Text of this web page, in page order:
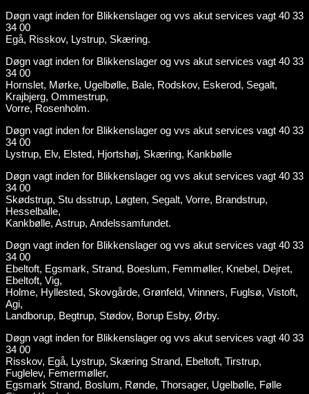
Døgn vagt inden for Blikkenslager og vvs akut services vagt 40 33
34 00
Egå, Risskov, Lystrup, Skæring.
Døgn vagt inden for Blikkenslager og vvs akut services vagt 40 33
34 00
Hornslet, Mørke, Ugelbølle, Bale, Rodskov, Eskerod, Segalt,
Krajbjerg, Ommestrup,
Vorre, Rosenholm.
Døgn vagt inden for Blikkenslager og vvs akut services vagt 40 33
34 00
Lystrup, Elv, Elsted, Hjortshøj, Skæring, Kankbølle
Døgn vagt inden for Blikkenslager og vvs akut services vagt 40 33
34 00
Skødstrup, Stu dsstrup, Løgten, Segalt, Vorre, Brandstrup,
Hesselballe,
Kankbølle, Astrup, Andelssamfundet.
Døgn vagt inden for Blikkenslager og vvs akut services vagt 40 33
34 00
Ebeltoft, Egsmark, Strand, Boeslum, Femmøller, Knebel, Dejret,
Ebeltoft, Vig,
Holme, Hyllested, Skovgårde, Grønfeld, Vrinners, Fuglsø, Vistoft,
Agi,
Landborup, Begtrup, Stødov, Borup Esby, Ørby.
Døgn vagt inden for Blikkenslager og vvs akut services vagt 40 33
34 00
Risskov, Egå, Lystrup, Skæring Strand, Ebeltoft, Tirstrup,
Fuglelev, Femermøller,
Egsmark Strand, Boslum, Rønde, Thorsager, Ugelbølle, Følle